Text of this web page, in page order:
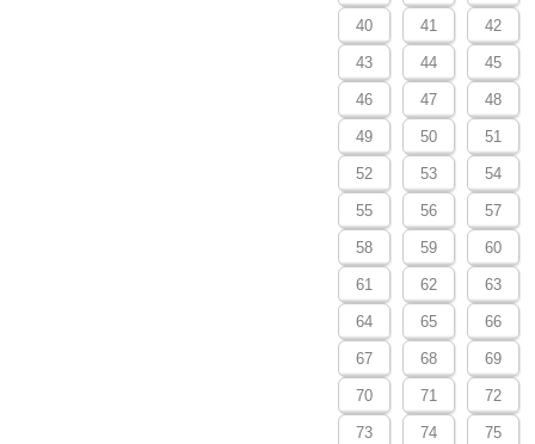
40 41 42
43 44 45
46 47 48
49 50 51
52 53 54
55 56 57
58 59 60
61 62 63
64 65 66
67 68 69
70 71 72
73 74 75